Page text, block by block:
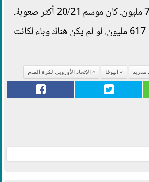
النهاية وصل 715 مليون. كان موسم 20/21 أكثر صعوبة.
ميزانية الميزانية 617 مليون. لو لم يكن هناك وباء لكانت
مدريد اليوفا الإتحاد الأوروبي لكرة القدم